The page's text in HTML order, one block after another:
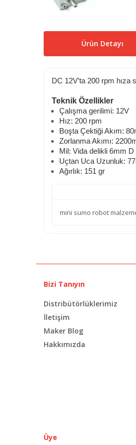
Ürün Detayı
​DC 12V’ta 200 rpm
Teknik Özellikler
Çalışma gerilimi: 12V
Hız: 200 rpm
Boşta Çektiği Akım:
Zorlanma Akımı:
Mil: Vida delikli 6mm D
Uçtan Uca Uzunluk:
Ağırlık: 151 gr
mini sumo robot
Bizi Tanıyın
Distribütörlüklerimiz
İletişim
Maker Blog
Hakkımızda
Üye